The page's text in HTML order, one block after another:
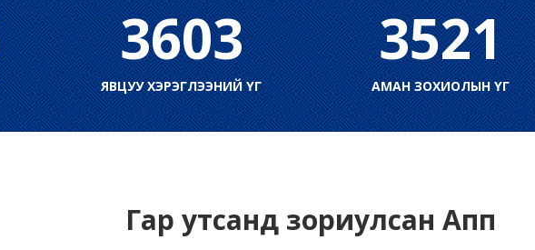
3603
ЯВЦУУ ХЭРЭГЛЭЭНИЙ ҮГ
3521
АМАН ЗОХИОЛЫН ҮГ
Гар утсанд зориулсан Апп